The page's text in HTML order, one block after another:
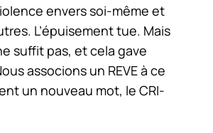
envers soi-même et
L’épuisement tue. Mais
suffit pas, et cela gave
associons un REVE à ce
un nouveau mot, le CRI-